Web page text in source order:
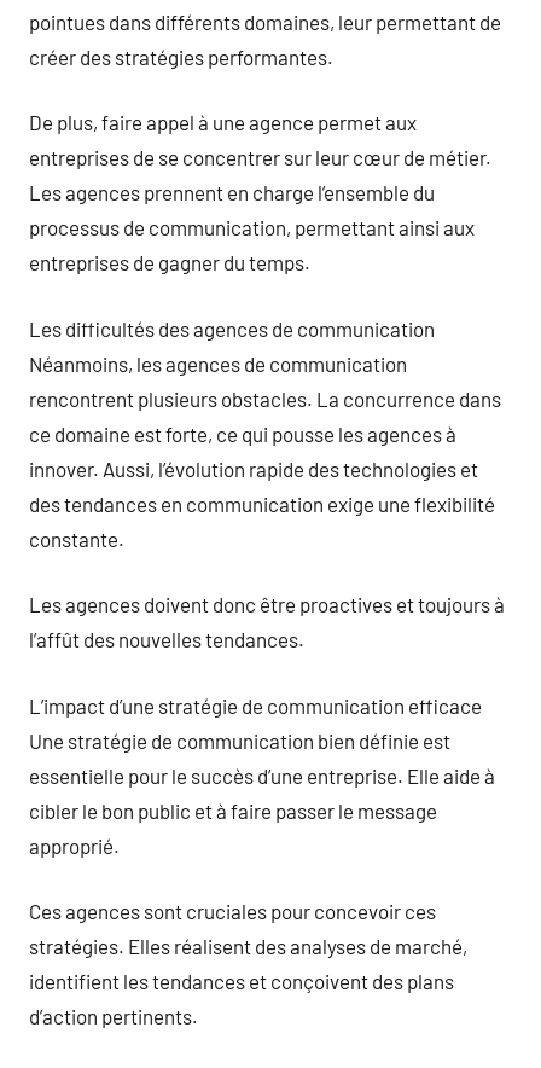
pointues dans différents domaines, leur permettant de
créer des stratégies performantes.
De plus, faire appel à une agence permet aux
entreprises de se concentrer sur leur cœur de métier.
Les agences prennent en charge l’ensemble du
processus de communication, permettant ainsi aux
entreprises de gagner du temps.
Les difficultés des agences de communication
Néanmoins, les agences de communication
rencontrent plusieurs obstacles. La concurrence dans
ce domaine est forte, ce qui pousse les agences à
innover. Aussi, l’évolution rapide des technologies et
des tendances en communication exige une flexibilité
constante.
Les agences doivent donc être proactives et toujours à
l’affût des nouvelles tendances.
L’impact d’une stratégie de communication efficace
Une stratégie de communication bien définie est
essentielle pour le succès d’une entreprise. Elle aide à
cibler le bon public et à faire passer le message
approprié.
Ces agences sont cruciales pour concevoir ces
stratégies. Elles réalisent des analyses de marché,
identifient les tendances et conçoivent des plans
d’action pertinents.